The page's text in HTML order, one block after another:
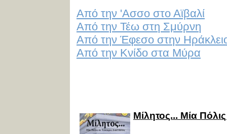
Από την 'Ασσο στο Αϊβαλί
Από την Τέω στη Σμύρνη
Από την Έφεσο στην
Από την Κνίδο στα Μύρα
Mίλητος... Mία